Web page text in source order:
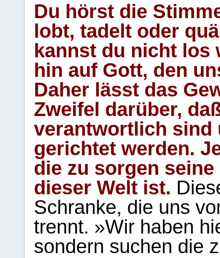
Du hörst die
lobt, tadelt oder
kannst du nicht los
hin auf Gott, den
Daher lässt das
Zweifel darüber,
verantwortlich sind
gerichtet werden.
die zu sorgen
dieser Welt ist.
Schranke, die uns
trennt. »Wir haben
sondern suchen die